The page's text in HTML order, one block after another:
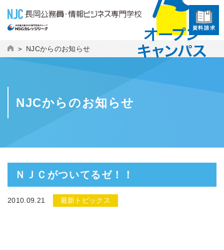
資料請求
NJCからのお知らせ
NJCからのお知らせ
ＮＪＣがついてるゼ！！
2010.09.21 最新トピックス